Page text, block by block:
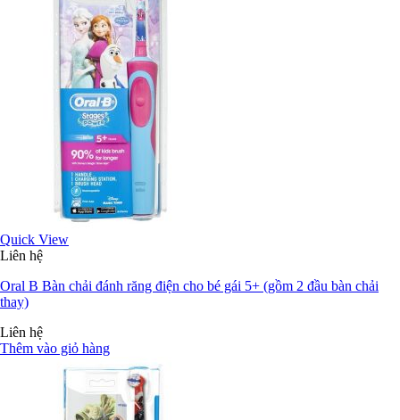
Quick View
Liên hệ
Oral B Bàn chải đánh răng điện cho bé gái 5+ (gồm 2 đầu bàn chải
thay)
Liên hệ
Thêm vào giỏ hàng